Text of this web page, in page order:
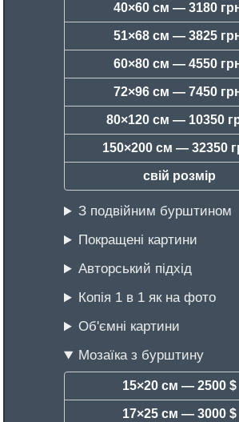
40×60 см — 3180
51×68 см — 3825
60×80 см — 4550
72×96 см — 7450
80×120 см — 10350
150×200 см — 32350
свій розмір
З подвійним бурштином
Покращені картини
Авторський підхід
Копія 1 в 1 як на фото
Об'ємні картини
Мозаїка з бурштину
15×20 см — 2500 $
17×25 см — 3000 $